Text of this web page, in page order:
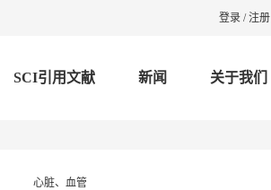
登录 /注册
SCI引用文献 新闻 关于我们
心脏、血管